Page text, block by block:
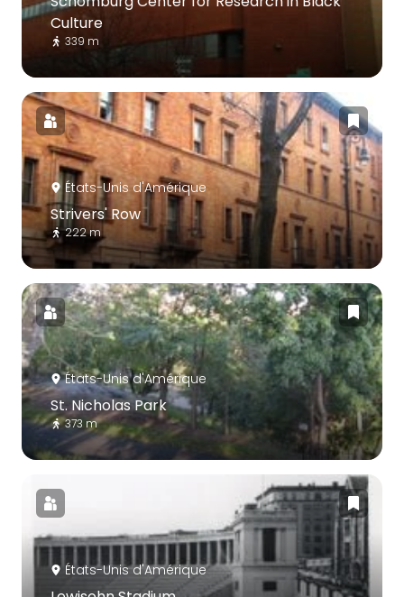
Culture
339 m
États-Unis d'Amérique
Strivers' Row
222 m
États-Unis d'Amérique
St. Nicholas Park
373 m
États-Unis d'Amérique